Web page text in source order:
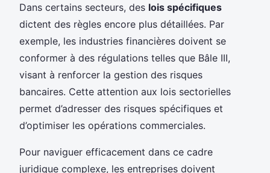
Dans certains secteurs, des lois spécifiques
dictent des règles encore plus détaillées. Par
exemple, les industries financières doivent se
conformer à des régulations telles que Bâle III,
visant à renforcer la gestion des risques
bancaires. Cette attention aux lois sectorielles
permet d’adresser des risques spécifiques et
d’optimiser les opérations commerciales.
Pour naviguer efficacement dans ce cadre
juridique complexe, les entreprises doivent